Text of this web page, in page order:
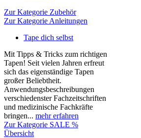
Zur Kategorie Zubehör
Zur Kategorie Anleitungen
Tape dich selbst
Mit Tipps & Tricks zum richtigen
Tapen! Seit vielen Jahren erfreut
sich das eigenständige Tapen
großer Beliebtheit.
Anwendungsbeschreibungen
verschiedenster Fachzeitschriften
und medizinische Fachkräfte
bringen... mehr erfahren
Zur Kategorie SALE %
Übersicht